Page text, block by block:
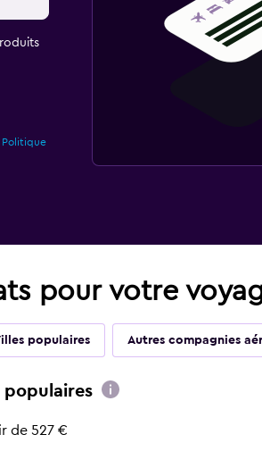
Politique
pour votre
populaires Autres compagnies
populaires
de 527 €